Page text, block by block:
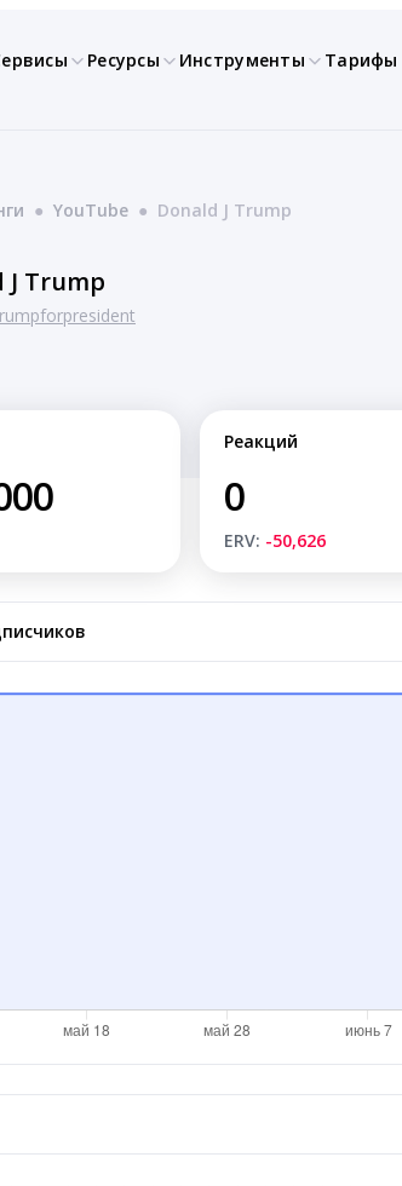
Ресурсы Инструменты Тарифы
● YouTube ● Donald J Trump
J Trump
Реакций
0
ERV: -50,626